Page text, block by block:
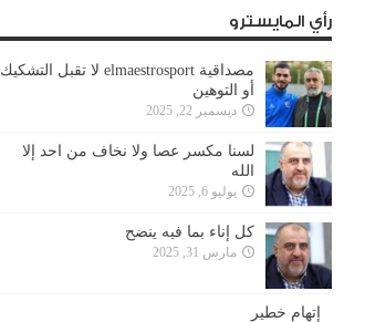
رأي المايسترو
مصداقية elmaestrosport لا تقبل التشكيك
أو التوهين
ديسمبر 22, 2025
لسنا مكسر عصا ولا نخاف من احد إلا
الله
يوليو 6, 2025
كل إناء بما فيه ينضح
مارس 31, 2025
إتهام خطير